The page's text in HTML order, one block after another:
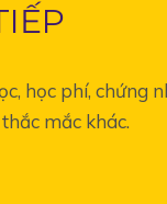
học phí, chứng
mắc khác.